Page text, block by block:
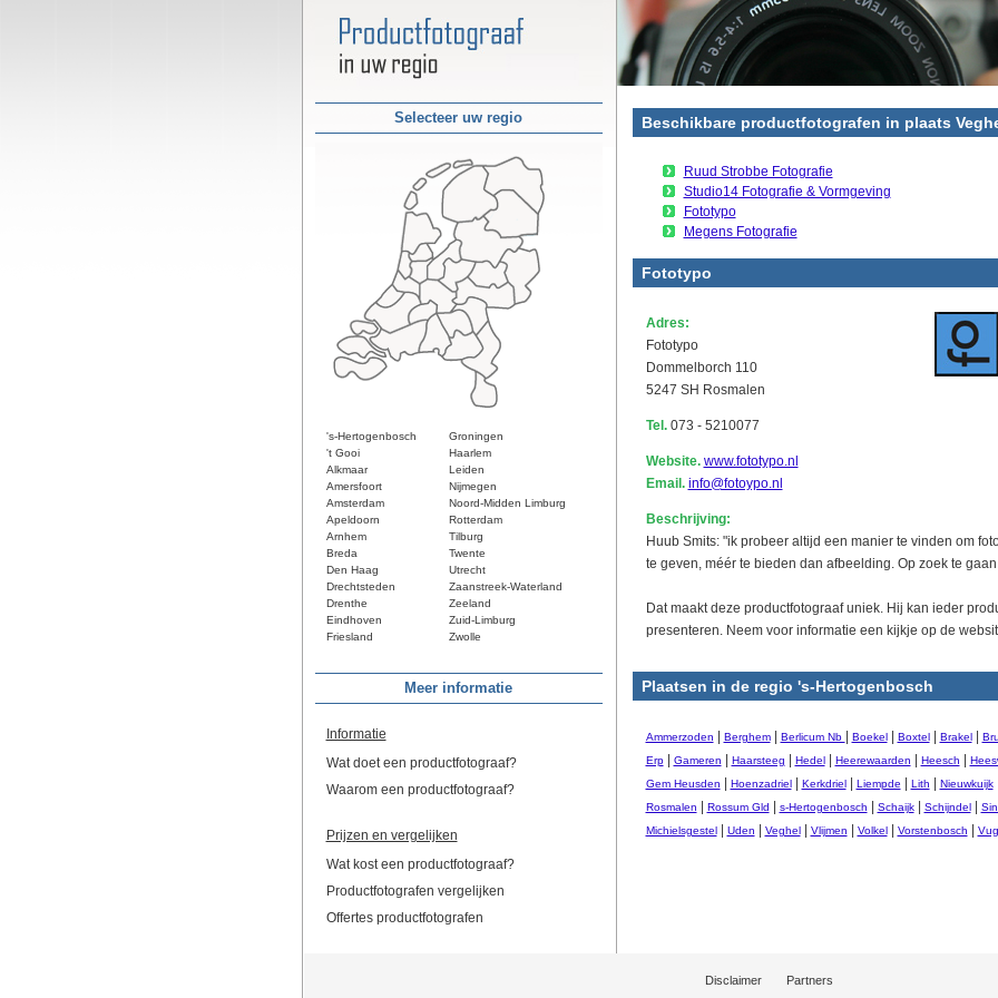
Selecteer uw regio
's-Hertogenbosch
Groningen
't Gooi
Haarlem
Alkmaar
Leiden
Amersfoort
Nijmegen
Amsterdam
Noord-Midden Limburg
Apeldoorn
Rotterdam
Arnhem
Tilburg
Breda
Twente
Den Haag
Utrecht
Drechtsteden
Zaanstreek-Waterland
Drenthe
Zeeland
Eindhoven
Zuid-Limburg
Friesland
Zwolle
Meer informatie
Informatie
Wat doet een productfotograaf?
Waarom een productfotograaf?
Prijzen en vergelijken
Wat kost een productfotograaf?
Productfotografen vergelijken
Offertes productfotografen
Beschikbare productfotografen in plaats
Ruud Strobbe Fotografie
Studio14 Fotografie & Vormgeving
Fototypo
Megens Fotografie
Fototypo
Adres:
Fototypo
Dommelborch 110
5247 SH Rosmalen
Tel.073 - 5210077
Website. www.fototypo.nl
Email. info@fotoypo.nl
Beschrijving:
Huub Smits: "ik probeer altijd een manier te vinden om
te geven, méér te bieden dan afbeelding. Op zoek te
Dat maakt deze productfotograaf uniek. Hij kan ieder
presenteren. Neem voor informatie een kijkje op de
Plaatsen in de regio 's-Hertogenbosch
Ammerzoden Berghem| Berlicum Nb Boekel| Boxtel| Brakel|
Erp| Gameren Haarsteeg Hedel| Heerewaarden Heesch
Gem Heusden
Hoenzadriel| Kerkdriel| Liempde Lith Nieuwkuijk
Rosmalen Rossum Gld s-Hertogenbosch Schaijk| Schijndel|
Michielsgestel| Uden Veghel| Vlijmen Volkel| Vorstenbosch
Disclaimer Partners